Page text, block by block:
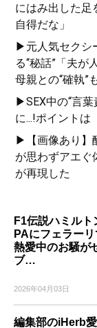
にはみ出した足
自得だな」
▶元人気セクシ
る“秘話”「夫が
母親との“確執”
▶SEX中の“言
に...!ポイントは
▶【画像あり】
が思わずアエぐ
が再現した
F1伝説ハミルト
PAにフェラーリ
熱愛中のお騒が
ブ…
2026年04月03日
編集部のiHerb